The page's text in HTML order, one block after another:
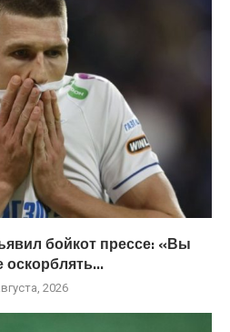
бойкот прессе: «Вы
оскорблять...
2026